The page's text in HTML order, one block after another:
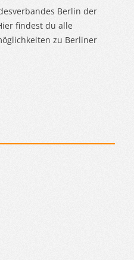
Berlin der
findest du alle
zu Berliner